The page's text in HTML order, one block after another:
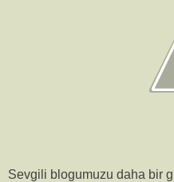
Sevgili blogumuzu daha bir